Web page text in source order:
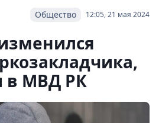
12:05, 21 мая 2024
Общество
в МВД РК